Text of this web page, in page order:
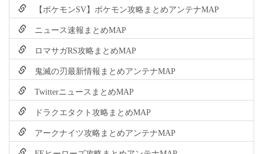
【ポケモンSV】ポケモン攻略まとめアンテナMAP
ニュース速報まとめMAP
ロマサガRS攻略まとめMAP
鬼滅の刃最新情報まとめアンテナMAP
TwitterニュースまとめMAP
ドラクエタクト攻略まとめMAP
アークナイツ攻略まとめアンテナMAP